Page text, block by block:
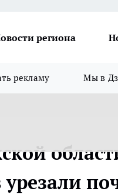
региона
рекламу Мы в